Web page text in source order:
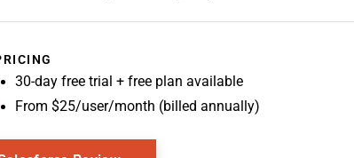
30-day free trial + free plan available
From $25/user/month (billed annually)